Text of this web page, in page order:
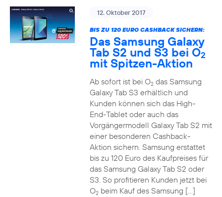
12. Oktober 2017
BIS ZU 120 EURO CASHBACK SICHERN:
Das Samsung Galaxy
Tab S2 und S3 bei O2
mit Spitzen-Aktion
Ab sofort ist bei O2das Samsung
Galaxy Tab S3 erhältlich und
Kunden können sich das High-
End-Tablet oder auch das
Vorgängermodell Galaxy Tab S2 mit
einer besonderen Cashback-
Aktion sichern. Samsung erstattet
bis zu 120 Euro des Kaufpreises für
das Samsung Galaxy Tab S2 oder
S3. So profitieren Kunden jetzt bei
O2beim Kauf des Samsung […]